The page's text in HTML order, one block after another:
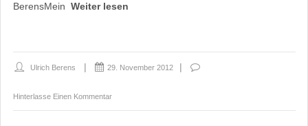
BerensMein Weiter lesen
Ulrich Berens 29. November 2012
Hinterlasse Einen Kommentar